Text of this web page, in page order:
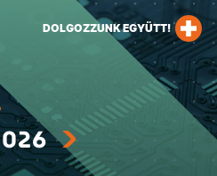
DOLGOZZUNK EGYÜTT!